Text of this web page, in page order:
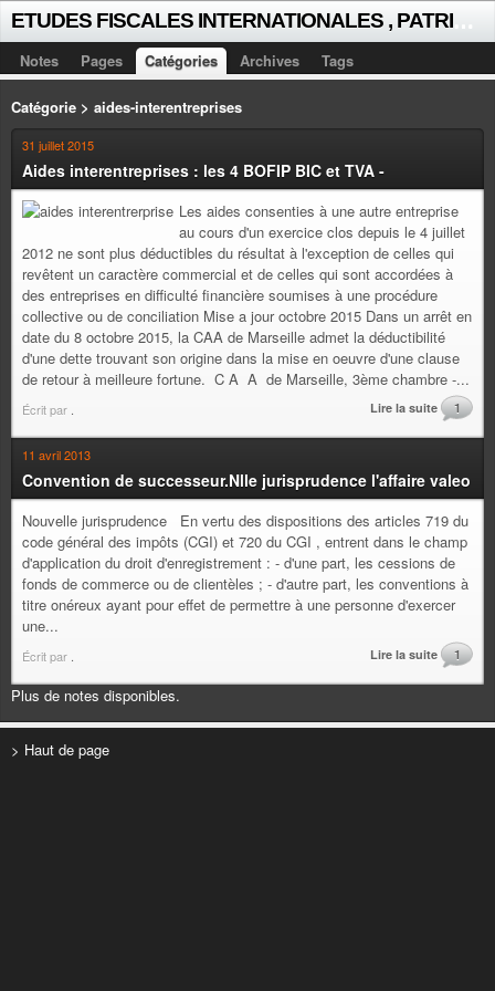
Notes Pages Catégories Archives Tags
Catégorie > aides-interentreprises
31 juillet 2015
Aides interentreprises : les 4 BOFIP BIC et TVA -
Les aides consenties à une autre entreprise
au cours d'un exercice clos depuis le 4 juillet
2012 ne sont plus déductibles du résultat à l'exception de celles qui
revêtent un caractère commercial et de celles qui sont accordées à
des entreprises en difficulté financière soumises à une procédure
collective ou de conciliation Mise a jour octobre 2015 Dans un arrêt en
date du 8 octobre 2015, la CAA de Marseille admet la déductibilité
d'une dette trouvant son origine dans la mise en oeuvre d'une clause
de retour à meilleure fortune. C A A de Marseille, 3ème chambre -...
Écrit par Lire la suite 1
11 avril 2013
Convention de successeur.Nlle jurisprudence l'affaire valeo
Nouvelle jurisprudence En vertu des dispositions des articles 719 du
code général des impôts (CGI) et 720 du CGI , entrent dans le champ
d'application du droit d'enregistrement : - d'une part, les cessions de
fonds de commerce ou de clientèles ; - d'autre part, les conventions à
titre onéreux ayant pour effet de permettre à une personne d'exercer
une...
Écrit par Lire la suite 1
Plus de notes disponibles.
> Haut de page